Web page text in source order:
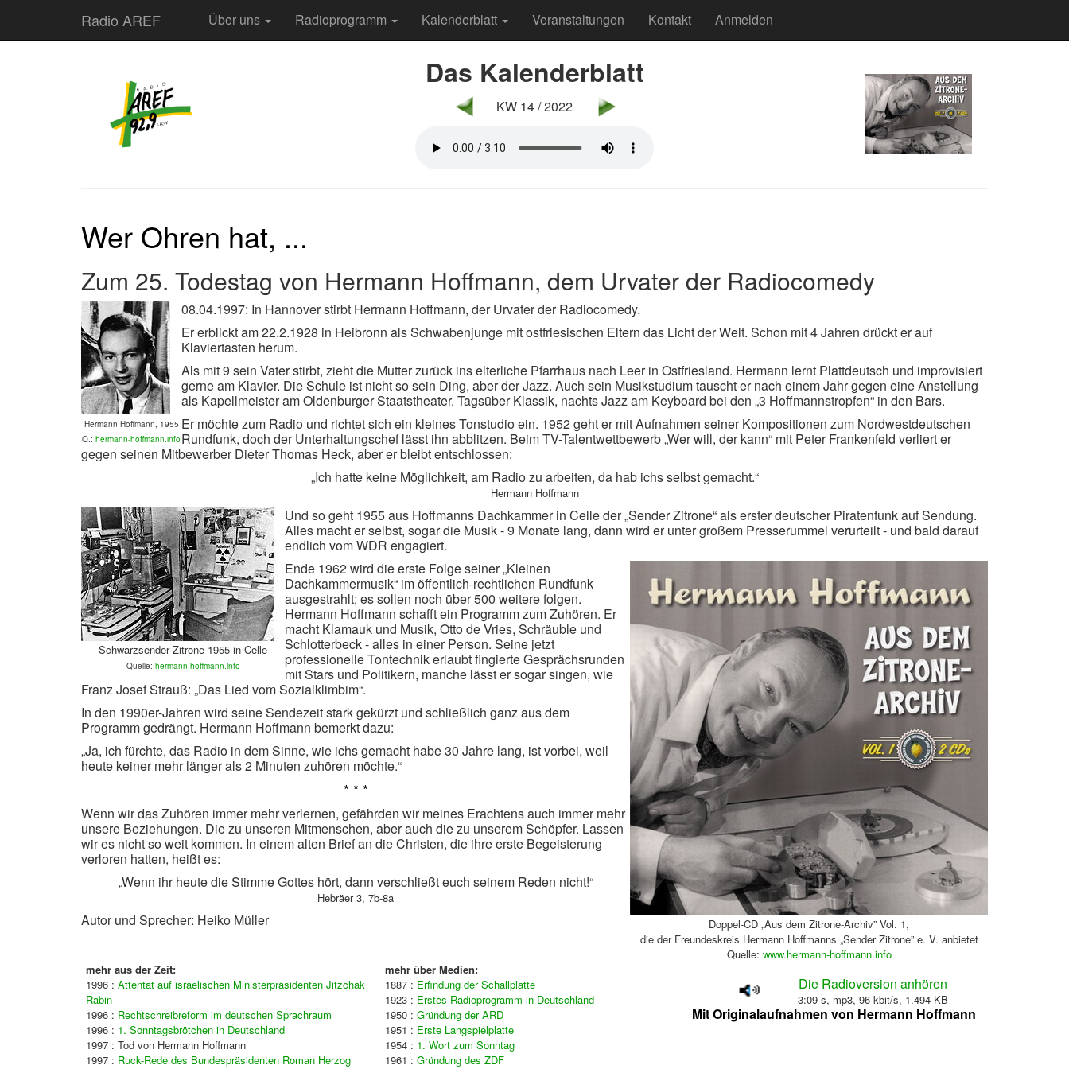
Radio AREF Über uns Radioprogramm Kalenderblatt Veranstaltungen Kontakt Anmelden
Das Kalenderblatt
KW 14 / 2022
Wer Ohren hat, ...
Zum 25. Todestag von Hermann Hoffmann, dem Urvater der Radiocomedy
Hermann Hoffmann, 1955
Q.: hermann-hoffmann.info
08.04.1997: In Hannover stirbt Hermann Hoffmann, der Urvater der Radiocomedy.
Er erblickt am 22.2.1928 in Heibronn als Schwabenjunge mit ostfriesischen Eltern das Licht der Welt. Schon mit 4 Jahren drückt er auf
Klaviertasten herum.
Als mit 9 sein Vater stirbt, zieht die Mutter zurück ins elterliche Pfarrhaus nach Leer in Ostfriesland. Hermann lernt Plattdeutsch und improvisiert
gerne am Klavier. Die Schule ist nicht so sein Ding, aber der Jazz. Auch sein Musikstudium tauscht er nach einem Jahr gegen eine Anstellung
als Kapellmeister am Oldenburger Staatstheater. Tagsüber Klassik, nachts Jazz am Keyboard bei den „3 Hoffmannstropfen“ in den Bars.
Er möchte zum Radio und richtet sich ein kleines Tonstudio ein. 1952 geht er mit Aufnahmen seiner Kompositionen zum Nordwestdeutschen
Rundfunk, doch der Unterhaltungschef lässt ihn abblitzen. Beim TV-Talentwettbewerb „Wer will, der kann“ mit Peter Frankenfeld verliert er
gegen seinen Mitbewerber Dieter Thomas Heck, aber er bleibt entschlossen:
„Ich hatte keine Möglichkeit, am Radio zu arbeiten, da hab ichs selbst gemacht.“
Hermann Hoffmann
Schwarzsender Zitrone 1955 in Celle
Quelle: hermann-hoffmann.info
Und so geht 1955 aus Hoffmanns Dachkammer in Celle der „Sender Zitrone“ als erster deutscher Piratenfunk auf Sendung.
Alles macht er selbst, sogar die Musik - 9 Monate lang, dann wird er unter großem Presserummel verurteilt - und bald darauf
endlich vom WDR engagiert.
Doppel-CD „Aus dem Zitrone-Archiv” Vol. 1,
die der Freundeskreis Hermann Hoffmanns „Sender Zitrone” e. V. anbietet
Quelle: www.hermann-hoffmann.info
Ende 1962 wird die erste Folge seiner „Kleinen
Dachkammermusik“ im öffentlich-rechtlichen Rundfunk
ausgestrahlt; es sollen noch über 500 weitere folgen.
Hermann Hoffmann schafft ein Programm zum Zuhören. Er
macht Klamauk und Musik, Otto de Vries, Schräuble und
Schlotterbeck - alles in einer Person. Seine jetzt
professionelle Tontechnik erlaubt fingierte Gesprächsrunden
mit Stars und Politikern, manche lässt er sogar singen, wie
Franz Josef Strauß: „Das Lied vom Sozialklimbim“.
In den 1990er-Jahren wird seine Sendezeit stark gekürzt und schließlich ganz aus dem
Programm gedrängt. Hermann Hoffmann bemerkt dazu:
„Ja, ich fürchte, das Radio in dem Sinne, wie ichs gemacht habe 30 Jahre lang, ist vorbei, weil
heute keiner mehr länger als 2 Minuten zuhören möchte.“
* * *
Wenn wir das Zuhören immer mehr verlernen, gefährden wir meines Erachtens auch immer mehr
unsere Beziehungen. Die zu unseren Mitmenschen, aber auch die zu unserem Schöpfer. Lassen
wir es nicht so weit kommen. In einem alten Brief an die Christen, die ihre erste Begeisterung
verloren hatten, heißt es:
„Wenn ihr heute die Stimme Gottes hört, dann verschließt euch seinem Reden nicht!“
Hebräer 3, 7b-8a
Autor und Sprecher: Heiko Müller
mehr aus der Zeit:
mehr über Medien:
1996 : Attentat auf israelischen Ministerpräsidenten Jitzchak
Rabin
1996 : Rechtschreibreform im deutschen Sprachraum
1996 : 1. Sonntagsbrötchen in Deutschland
1997 : Tod von Hermann Hoffmann
1997 : Ruck-Rede des Bundespräsidenten Roman Herzog
1887 : Erfindung der Schallplatte
1923 : Erstes Radioprogramm in Deutschland
1950 : Gründung der ARD
1951 : Erste Langspielplatte
1954 : 1. Wort zum Sonntag
1961 : Gründung des ZDF
Die Radioversion anhören
3:09 s, mp3, 96 kbit/s, 1.494 KB
Mit Originalaufnahmen von Hermann Hoffmann